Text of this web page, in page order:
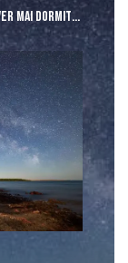
mai dormito